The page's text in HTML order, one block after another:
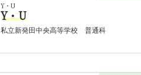
Y・U
Y・U
私立新発田中央高等学校 普通科